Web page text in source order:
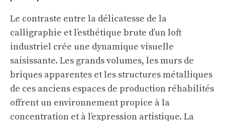
Le contraste entre la délicatesse de la
calligraphie et l’esthétique brute d’un loft
industriel crée une dynamique visuelle
saisissante. Les grands volumes, les murs de
briques apparentes et les structures métalliques
de ces anciens espaces de production réhabilités
offrent un environnement propice à la
concentration et à l’expression artistique. La